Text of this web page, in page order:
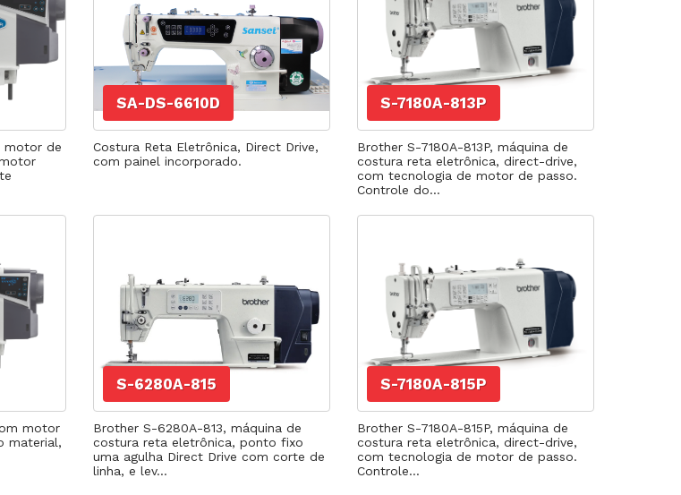
motor de
SA-DS-6610D
Costura Reta Eletrônica, Direct Drive,
com painel incorporado.
S-7180A-813P
Brother S-7180A-813P, máquina de
costura reta eletrônica, direct-drive,
com tecnologia de motor de passo.
Controle do...
motor
material,
S-6280A-815
Brother S-6280A-813, máquina de
costura reta eletrônica, ponto fixo
uma agulha Direct Drive com corte de
linha, e lev...
S-7180A-815P
Brother S-7180A-815P, máquina de
costura reta eletrônica, direct-drive,
com tecnologia de motor de passo.
Controle...